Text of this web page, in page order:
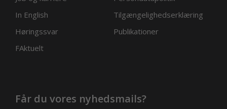
In English
Tilgængelighedserklæring
Høringssvar
Publikationer
FAktuelt
Får du vores nyhedsmails?